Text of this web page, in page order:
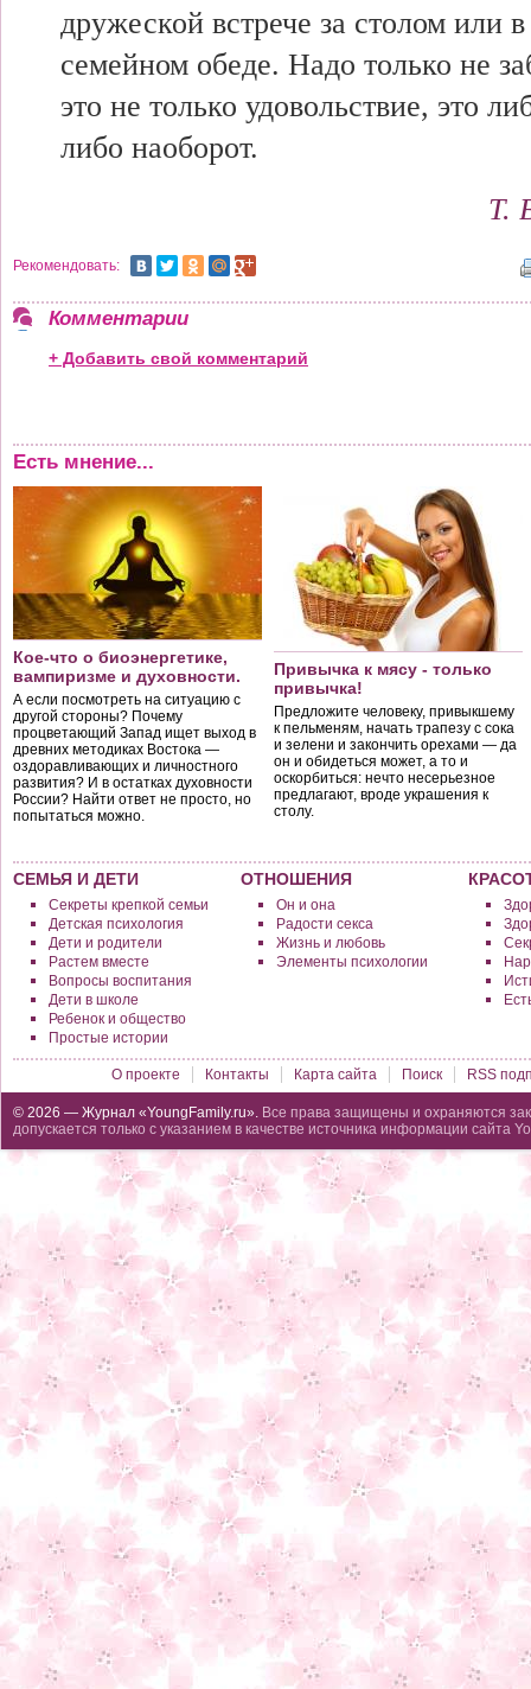
дружеской встрече за столом или
семейном обеде. Надо только не
это не только удовольствие, это
либо наоборот.
Т.
Рекомендовать:
Комментарии
+ Добавить свой комментарий
Есть мнение...
Кое-что о биоэнергетике,
вампиризме и духовности.
А если посмотреть на ситуацию с
другой стороны? Почему
процветающий Запад ищет выход в
древних методиках Востока —
оздоравливающих и личностного
развития? И в остатках духовности
России? Найти ответ не просто, но
попытаться можно.
Привычка к мясу - только
привычка!
Предложите человеку, привыкшему
к пельменям, начать трапезу с сока
и зелени и закончить орехами — да
он и обидеться может, а то и
оскорбиться: нечто несерьезное
предлагают, вроде украшения к
столу.
СЕМЬЯ И ДЕТИ
Секреты крепкой семьи
Детская психология
Дети и родители
Растем вместе
Вопросы воспитания
Дети в школе
Ребенок и общество
Простые истории
ОТНОШЕНИЯ
Он и она
Радости секса
Жизнь и любовь
Элементы психологии
О проекте Контакты Карта сайта Поиск RSS
© 2026 — Журнал «YoungFamily.ru». Все права защищены и охраняются
допускается только с указанием в качестве источника информации сайта